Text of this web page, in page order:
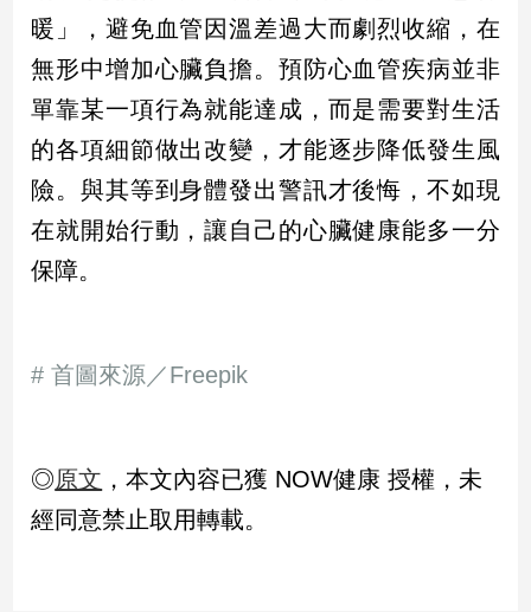
技/
遊
戲
運
動
寵
Pet
專
合
作
暖」，避免血管因溫差過大而劇烈收縮，在
無形中增加心臟負擔。預防心血管疾病並非
單靠某一項行為就能達成，而是需要對生活
的各項細節做出改變，才能逐步降低發生風
險。與其等到身體發出警訊才後悔，不如現
在就開始行動，讓自己的心臟健康能多一分
保障。
# 首圖來源／Freepik
◎原文 ，本文內容已獲 NOW健康 授權，未
經同意禁止取用轉載。